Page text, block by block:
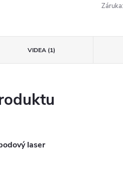
Záruka:
VIDEA (1)
laser